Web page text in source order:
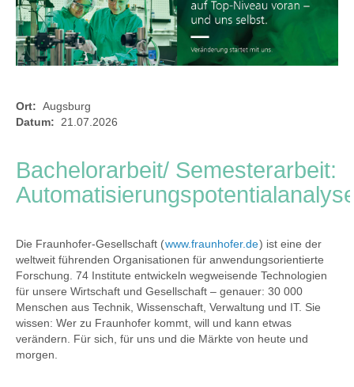
Ort: Augsburg
Datum: 21.07.2026
Bachelorarbeit/ Semesterarbeit:
Die Fraunhofer-Gesellschaft (www.fraunhofer.de) ist eine der
weltweit führenden Organisationen für anwendungsorientierte
Forschung. 74 Institute entwickeln wegweisende Technologien
für unsere Wirtschaft und Gesellschaft – genauer: 30 000
Menschen aus Technik, Wissenschaft, Verwaltung und IT. Sie
wissen: Wer zu Fraunhofer kommt, will und kann etwas
verändern. Für sich, für uns und die Märkte von heute und
morgen.